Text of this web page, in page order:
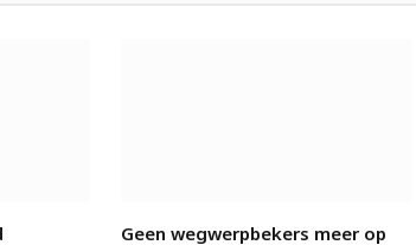
Geen wegwerpbekers meer op